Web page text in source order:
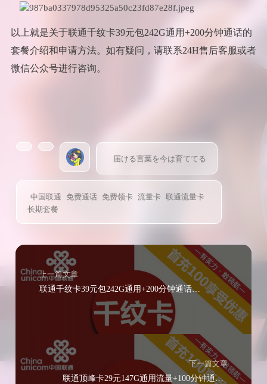
以上就是关于联通千纹卡39元包242G通用+200分钟通话的
套餐介绍和申请方法。如有疑问，请联系24H售后客服或者
微信公众号进行咨询。
届ける言葉を今は育ててる
中国联通 免费通话 免费领卡 流量卡 联通流量卡
长期套餐
上一篇文章
联通千纹卡39元包242G通用+200分钟通话（长期套餐）
下一篇文章
联通顶峰卡29元147G通用流量+100分钟通话（长期套餐可选号）